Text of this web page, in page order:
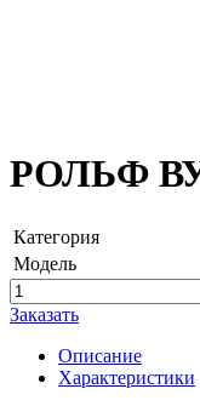
РОЛЬФ
Категория
Модель
Заказать
Описание
Характеристики